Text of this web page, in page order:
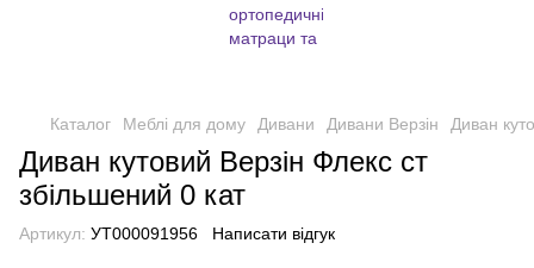
Каталог Меблі для дому Дивани Дивани Верзін Диван
Диван кутовий Верзін Флекс ст
збільшений 0 кат
Артикул: УТ000091956 Написати відгук